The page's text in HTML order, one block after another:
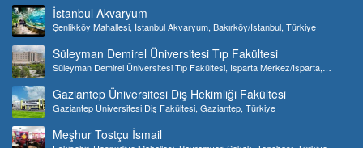
İstanbul Akvaryum
Şenlikköy Mahallesi, İstanbul Akvaryum, Bakırköy/İstanbul, Türkiye
Süleyman Demirel Üniversitesi Tıp Fakültesi
Süleyman Demirel Üniversitesi Tıp Fakültesi, Isparta Merkez/Isparta,
Gaziantep Üniversitesi Diş Hekimliği Fakültesi
Gaziantep Üniversitesi Diş Fakültesi, Gaziantep, Türkiye
Meşhur Tostçu İsmail